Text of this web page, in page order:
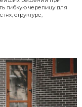
гибкую черепицу для
структуре,